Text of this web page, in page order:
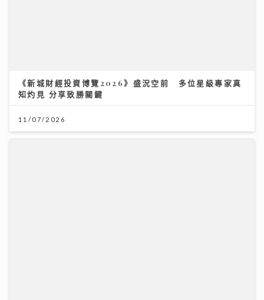
《新城財經投資博覽2026》盛況空前 多位星級專家真
知灼見 分享致勝關鍵
11/07/2026